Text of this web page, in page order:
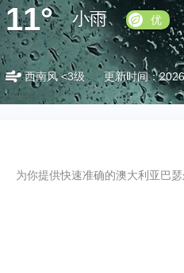
11° 小雨 优
西南风 <3级 更新时间：
为你提供快速准确的澳大利亚巴